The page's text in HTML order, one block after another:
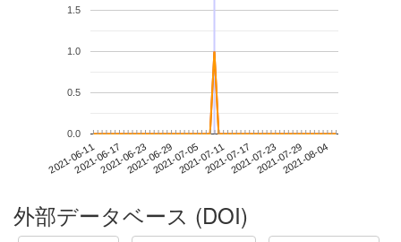
2021-06-112021-06-172021-06-232021-06-292021-07-052021-07-112021-07-172021-07-232021-07-292021-08-04
0.0
0.5
1.0
1.5
外部データベース (DOI)